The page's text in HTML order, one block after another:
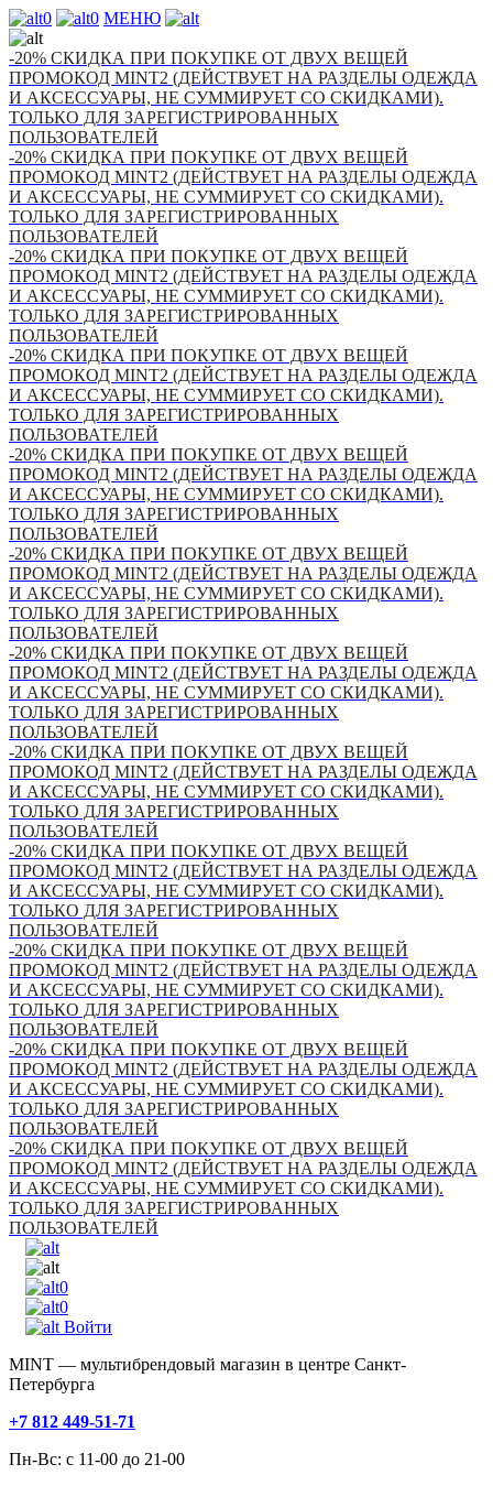
0 0 МЕНЮ
-20% СКИДКА ПРИ ПОКУПКЕ ОТ ДВУХ ВЕЩЕЙ
ПРОМОКОД MINT2 (ДЕЙСТВУЕТ НА РАЗДЕЛЫ ОДЕЖДА
И АКСЕССУАРЫ, НЕ СУММИРУЕТ СО СКИДКАМИ).
ТОЛЬКО ДЛЯ ЗАРЕГИСТРИРОВАННЫХ
ПОЛЬЗОВАТЕЛЕЙ
-20% СКИДКА ПРИ ПОКУПКЕ ОТ ДВУХ ВЕЩЕЙ
ПРОМОКОД MINT2 (ДЕЙСТВУЕТ НА РАЗДЕЛЫ ОДЕЖДА
И АКСЕССУАРЫ, НЕ СУММИРУЕТ СО СКИДКАМИ).
ТОЛЬКО ДЛЯ ЗАРЕГИСТРИРОВАННЫХ
ПОЛЬЗОВАТЕЛЕЙ
-20% СКИДКА ПРИ ПОКУПКЕ ОТ ДВУХ ВЕЩЕЙ
ПРОМОКОД MINT2 (ДЕЙСТВУЕТ НА РАЗДЕЛЫ ОДЕЖДА
И АКСЕССУАРЫ, НЕ СУММИРУЕТ СО СКИДКАМИ).
ТОЛЬКО ДЛЯ ЗАРЕГИСТРИРОВАННЫХ
ПОЛЬЗОВАТЕЛЕЙ
-20% СКИДКА ПРИ ПОКУПКЕ ОТ ДВУХ ВЕЩЕЙ
ПРОМОКОД MINT2 (ДЕЙСТВУЕТ НА РАЗДЕЛЫ ОДЕЖДА
И АКСЕССУАРЫ, НЕ СУММИРУЕТ СО СКИДКАМИ).
ТОЛЬКО ДЛЯ ЗАРЕГИСТРИРОВАННЫХ
ПОЛЬЗОВАТЕЛЕЙ
-20% СКИДКА ПРИ ПОКУПКЕ ОТ ДВУХ ВЕЩЕЙ
ПРОМОКОД MINT2 (ДЕЙСТВУЕТ НА РАЗДЕЛЫ ОДЕЖДА
И АКСЕССУАРЫ, НЕ СУММИРУЕТ СО СКИДКАМИ).
ТОЛЬКО ДЛЯ ЗАРЕГИСТРИРОВАННЫХ
ПОЛЬЗОВАТЕЛЕЙ
-20% СКИДКА ПРИ ПОКУПКЕ ОТ ДВУХ ВЕЩЕЙ
ПРОМОКОД MINT2 (ДЕЙСТВУЕТ НА РАЗДЕЛЫ ОДЕЖДА
И АКСЕССУАРЫ, НЕ СУММИРУЕТ СО СКИДКАМИ).
ТОЛЬКО ДЛЯ ЗАРЕГИСТРИРОВАННЫХ
ПОЛЬЗОВАТЕЛЕЙ
-20% СКИДКА ПРИ ПОКУПКЕ ОТ ДВУХ ВЕЩЕЙ
ПРОМОКОД MINT2 (ДЕЙСТВУЕТ НА РАЗДЕЛЫ ОДЕЖДА
И АКСЕССУАРЫ, НЕ СУММИРУЕТ СО СКИДКАМИ).
ТОЛЬКО ДЛЯ ЗАРЕГИСТРИРОВАННЫХ
ПОЛЬЗОВАТЕЛЕЙ
-20% СКИДКА ПРИ ПОКУПКЕ ОТ ДВУХ ВЕЩЕЙ
ПРОМОКОД MINT2 (ДЕЙСТВУЕТ НА РАЗДЕЛЫ ОДЕЖДА
И АКСЕССУАРЫ, НЕ СУММИРУЕТ СО СКИДКАМИ).
ТОЛЬКО ДЛЯ ЗАРЕГИСТРИРОВАННЫХ
ПОЛЬЗОВАТЕЛЕЙ
-20% СКИДКА ПРИ ПОКУПКЕ ОТ ДВУХ ВЕЩЕЙ
ПРОМОКОД MINT2 (ДЕЙСТВУЕТ НА РАЗДЕЛЫ ОДЕЖДА
И АКСЕССУАРЫ, НЕ СУММИРУЕТ СО СКИДКАМИ).
ТОЛЬКО ДЛЯ ЗАРЕГИСТРИРОВАННЫХ
ПОЛЬЗОВАТЕЛЕЙ
-20% СКИДКА ПРИ ПОКУПКЕ ОТ ДВУХ ВЕЩЕЙ
ПРОМОКОД MINT2 (ДЕЙСТВУЕТ НА РАЗДЕЛЫ ОДЕЖДА
И АКСЕССУАРЫ, НЕ СУММИРУЕТ СО СКИДКАМИ).
ТОЛЬКО ДЛЯ ЗАРЕГИСТРИРОВАННЫХ
ПОЛЬЗОВАТЕЛЕЙ
-20% СКИДКА ПРИ ПОКУПКЕ ОТ ДВУХ ВЕЩЕЙ
ПРОМОКОД MINT2 (ДЕЙСТВУЕТ НА РАЗДЕЛЫ ОДЕЖДА
И АКСЕССУАРЫ, НЕ СУММИРУЕТ СО СКИДКАМИ).
ТОЛЬКО ДЛЯ ЗАРЕГИСТРИРОВАННЫХ
ПОЛЬЗОВАТЕЛЕЙ
-20% СКИДКА ПРИ ПОКУПКЕ ОТ ДВУХ ВЕЩЕЙ
ПРОМОКОД MINT2 (ДЕЙСТВУЕТ НА РАЗДЕЛЫ ОДЕЖДА
И АКСЕССУАРЫ, НЕ СУММИРУЕТ СО СКИДКАМИ).
ТОЛЬКО ДЛЯ ЗАРЕГИСТРИРОВАННЫХ
ПОЛЬЗОВАТЕЛЕЙ
0
0
Войти
MINT — мультибрендовый магазин в центре Санкт-
Петербурга
+7 812 449-51-71
Пн-Вс: с 11-00 до 21-00